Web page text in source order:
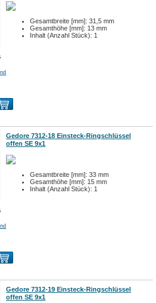
Gesamtbreite [mm]: 31,5 mm
Gesamthöhe [mm]: 13 mm
Inhalt (Anzahl Stück): 1
Gedore 7312-18 Einsteck-Ringschlüssel
offen SE 9x1
Gesamtbreite [mm]: 33 mm
Gesamthöhe [mm]: 15 mm
Inhalt (Anzahl Stück): 1
Gedore 7312-19 Einsteck-Ringschlüssel
offen SE 9x1